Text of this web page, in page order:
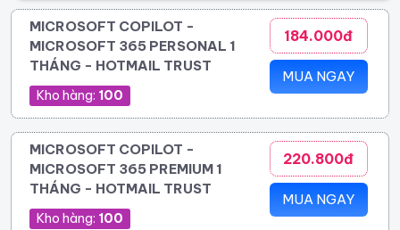
MICROSOFT COPILOT -
MICROSOFT 365 PERSONAL 1
THÁNG - HOTMAIL TRUST
Kho hàng: 100
184.000đ
MUA NGAY
MICROSOFT COPILOT -
MICROSOFT 365 PREMIUM 1
THÁNG - HOTMAIL TRUST
Kho hàng: 100
220.800đ
MUA NGAY